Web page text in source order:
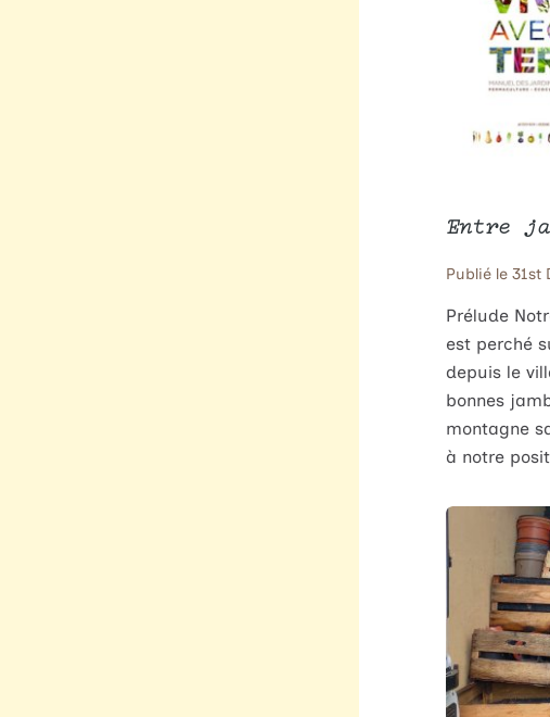
Entre
Publié le 31st
Prélude
est perché
depuis le
bonnes
montagne
à notre